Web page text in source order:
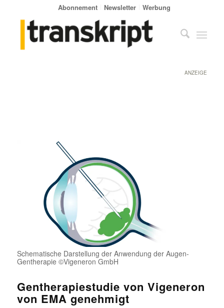
Abonnement Newsletter Werbung
ANZEIGE
Schematische Darstellung der Anwendung der Augen-
Gentherapie ©Vigeneron GmbH
Gentherapiestudie von Vigeneron
von EMA genehmigt